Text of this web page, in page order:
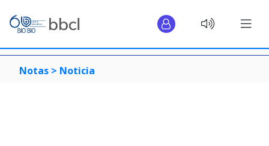
Notas > Noticia